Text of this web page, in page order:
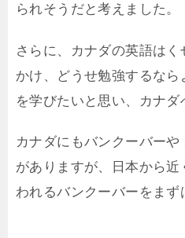
られそうだと考えました。
さらに、カナダの英語は
かけ、どうせ勉強するな
を学びたいと思い、カナダ
カナダにもバンクーバー
がありますが、日本から
われるバンクーバーをまず